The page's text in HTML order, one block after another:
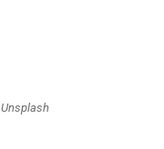
Unsplash